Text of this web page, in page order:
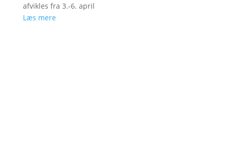
afvikles fra 3.-6. april
Læs mere